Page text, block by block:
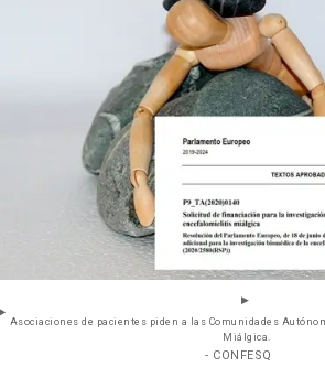
Asociaciones de pacientes piden a las Comunidades
Miálgica.
- CONFESQ